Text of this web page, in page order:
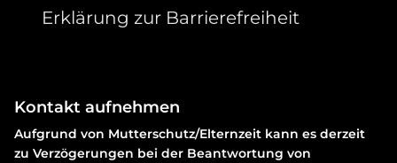
Erklärung zur Barrierefreiheit
Kontakt aufnehmen
Aufgrund von Mutterschutz/Elternzeit kann es derzeit
zu Verzögerungen bei der Beantwortung von